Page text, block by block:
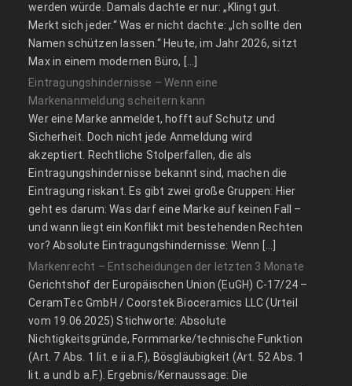
werden würde. Damals dachte er nur: „Klingt gut.
Merkt sich jeder.“ Was er nicht dachte: „Ich sollte den
Namen schützen lassen.“ Heute, im Jahr 2026, sitzt
Max in einem modernen Büro, […]
Eintragungshindernisse – Wenn eine
Markenanmeldung scheitern kann
Wer eine Marke anmeldet, hofft auf Schutz und
Sicherheit. Doch nicht jede Anmeldung wird
akzeptiert. Rechtliche Stolperfallen, die als
Eintragungshindernisse bekannt sind, machen die
Eintragung riskant. Es gibt zwei große Gruppen: Hier
geht es darum: Was darf eine Marke auf keinen Fall –
und wann liegt ein Konflikt mit bestehenden Rechten
vor? Absolute Eintragungshindernisse: Wenn […]
Markenrecht – Entscheidungen der letzten 3 Monate
Gerichtshof der Europäischen Union (EuGH) C‑17/24 –
CeramTec GmbH / Coorstek Bioceramics LLC (Urteil
vom 19.06.2025) Stichworte: Absolute
Nichtigkeitsgründe, Formmarke/technische Funktion
(Art. 7 Abs. 1 lit. e ii a.F.), Bösgläubigkeit (Art. 52 Abs. 1
lit. a und b a.F.). Ergebnis/Kernaussage: Die